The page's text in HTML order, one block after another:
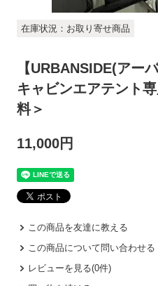
在庫状況：お取り寄せ商品
【URBANSIDE(アー
キャビンエアテント
料＞
11,000円
この商品を友達に教える
この商品について問い合わせる
レビューを見る(0件)